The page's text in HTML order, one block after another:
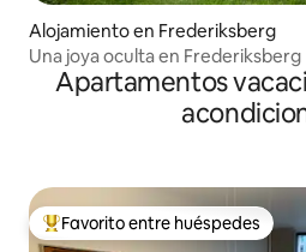
Alojamiento en Frederiksberg
Una joya oculta en Frederiksberg
Apartamentos
Favorito entre huéspedes
Favorito entre huéspedes